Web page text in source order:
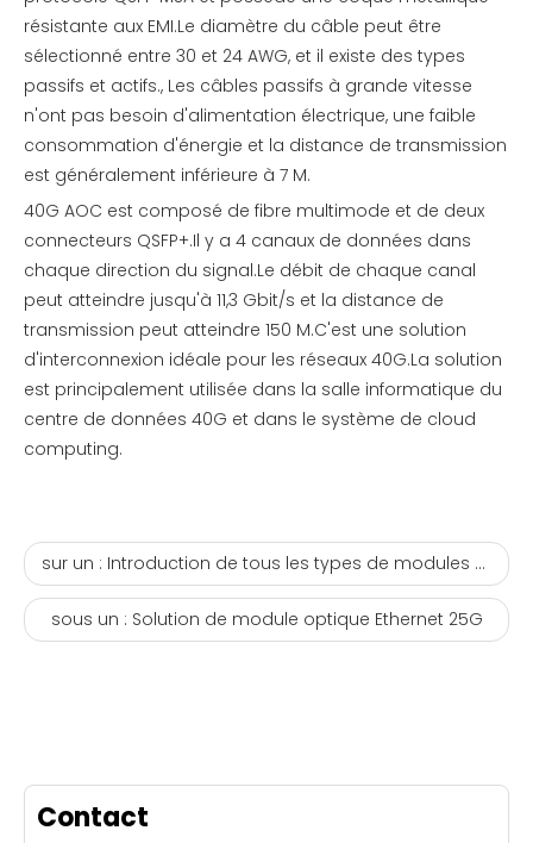
résistante aux EMI.Le diamètre du câble peut être
sélectionné entre 30 et 24 AWG, et il existe des types
passifs et actifs., Les câbles passifs à grande vitesse
n'ont pas besoin d'alimentation électrique, une faible
consommation d'énergie et la distance de transmission
est généralement inférieure à 7 M.
40G AOC est composé de fibre multimode et de deux
connecteurs QSFP+.Il y a 4 canaux de données dans
chaque direction du signal.Le débit de chaque canal
peut atteindre jusqu'à 11,3 Gbit/s et la distance de
transmission peut atteindre 150 M.C'est une solution
d'interconnexion idéale pour les réseaux 40G.La solution
est principalement utilisée dans la salle informatique du
centre de données 40G et dans le système de cloud
computing.
sur un : Introduction de tous les types de modules optiques 10G XFP 10 Gigabit
sous un : Solution de module optique Ethernet 25G
Contact